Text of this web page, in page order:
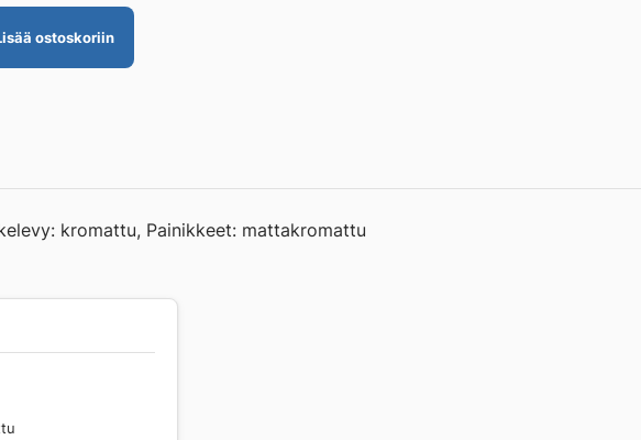
ostoskoriin
kromattu, Painikkeet: mattakromattu